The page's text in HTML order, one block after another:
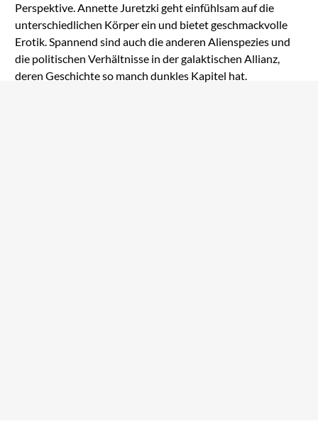
Perspektive. Annette Juretzki geht einfühlsam auf die
unterschiedlichen Körper ein und bietet geschmackvolle
Erotik.Spannend sind auch die anderen Alienspezies und
die politischen Verhältnisse in der galaktischen Allianz,
deren Geschichte so manch dunkles Kapitel hat.